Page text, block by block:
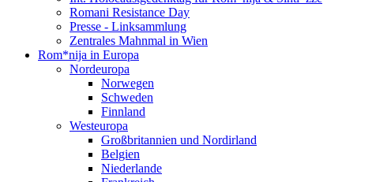
Romani Resistance Day
Presse - Linksammlung
Zentrales Mahnmal in Wien
Rom*nija in Europa
Nordeuropa
Norwegen
Schweden
Finnland
Westeuropa
Großbritannien und Nordirland
Belgien
Niederlande